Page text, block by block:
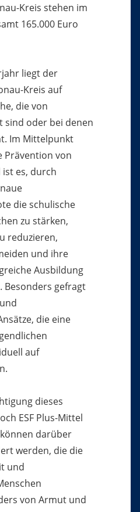
Kreis stehen im
165.000 Euro
liegt der
Kreis auf
die von
sind oder bei denen
Im Mittelpunkt
Prävention von
ist es, durch
die schulische
zu stärken,
reduzieren,
und ihre
Ausbildung
Besonders gefragt
die eine
auf
dieses
ESF Plus-Mittel
darüber
werden, die die
und
von Armut und